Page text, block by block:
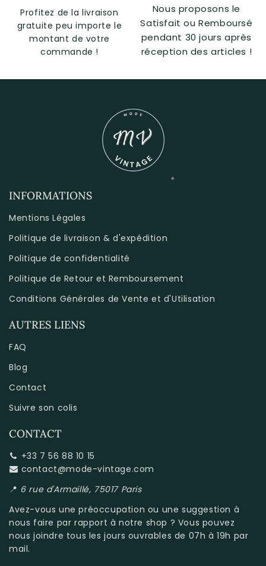
Profitez de la livraison
gratuite peu importe le
montant de votre
commande !
Nous proposons le
Satisfait ou Remboursé
pendant 30 jours après
réception des articles !
INFORMATIONS
Mentions Légales
Politique de livraison & d'expédition
Politique de confidentialité
Politique de Retour et Remboursement
Conditions Générales de Vente et d'Utilisation
AUTRES LIENS
FAQ
Blog
Contact
Suivre son colis
CONTACT
+33 7 56 88 10 15
contact@mode-vintage.com
📍 6 rue d'Armaillé, 75017 Paris
Avez-vous une préoccupation ou une suggestion à
nous faire par rapport ànotre shop ? Vous pouvez
nous joindre tous les jours ouvrables de 07h à 19h par
mail.